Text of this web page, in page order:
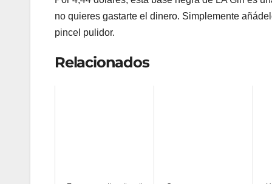
no quieres gastarte el dinero. Simplemente
pincel pulidor.
Relacionados